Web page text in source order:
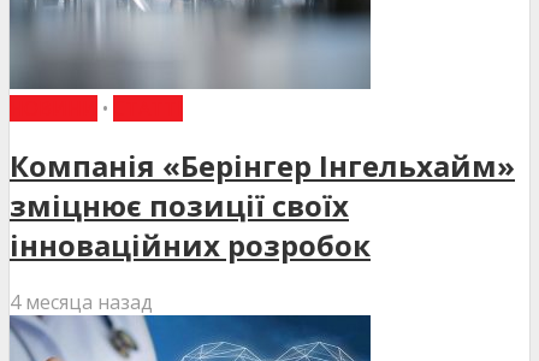
•
Компанія «Берінгер Інгельхайм»
зміцнює позиції своїх
інноваційних розробок
4 месяца назад